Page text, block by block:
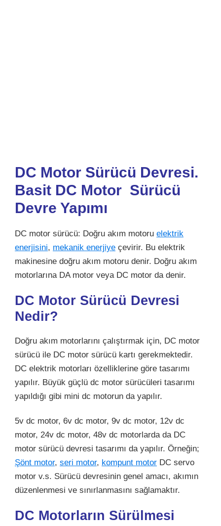
DC Motor Sürücü Devresi.
Basit DC Motor Sürücü
Devre Yapımı
DC motor sürücü: Doğru akım motoru elektrik
enerjisini, mekanik enerjiye çevirir. Bu elektrik
makinesine doğru akım motoru denir. Doğru akım
motorlarına DA motor veya DC motor da denir.
DC Motor Sürücü Devresi
Nedir?
Doğru akım motorlarını çalıştırmak için, DC motor
sürücü ile DC motor sürücü kartı gerekmektedir.
DC elektrik motorları özelliklerine göre tasarımı
yapılır. Büyük güçlü dc motor sürücüleri tasarımı
yapıldığı gibi mini dc motorun da yapılır.
5v dc motor, 6v dc motor, 9v dc motor, 12v dc
motor, 24v dc motor, 48v dc motorlarda da DC
motor sürücü devresi tasarımı da yapılır. Örneğin;
Şönt motor, seri motor, kompunt motor DC servo
motor v.s. Sürücü devresinin genel amacı, akımın
düzenlenmesi ve sınırlanmasını sağlamaktır.
DC Motorların Sürülmesi